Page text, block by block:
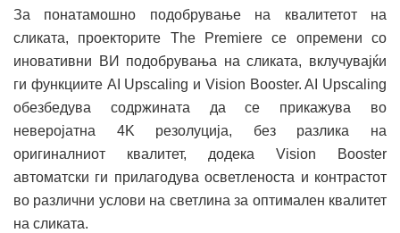
За понатамошно подобрување на квалитетот на
сликата, проекторите The Premiere се опремени со
иновативни ВИ подобрувања на сликата, вклучувајќи
ги функциите AI Upscaling и Vision Booster. AI Upscaling
обезбедува содржината да се прикажува во
неверојатна 4K резолуција, без разлика на
оригиналниот квалитет, додека Vision Booster
автоматски ги прилагодува осветленоста и контрастот
во различни услови на светлина за оптимален квалитет
на сликата.